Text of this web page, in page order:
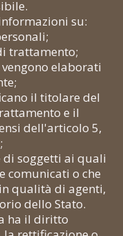
su:
trattamento;
elaborati
il titolare del
e il
dell'articolo 5,
di soggetti ai quali
comunicati o che
qualità di agenti,
dello Stato.
ha il diritto